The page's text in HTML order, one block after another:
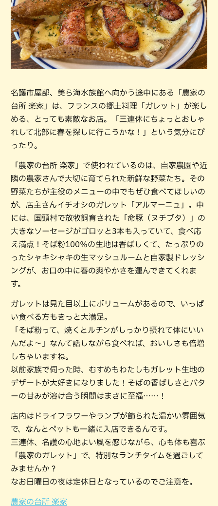
名護市屋部、美ら海水族館へ向かう途中にある「農家の
台所 楽家」は、フランスの郷土料理「ガレット」が楽し
める、とっても素敵なお店。「三連休にちょっとおしゃ
れして北部に春を探しに行こうかな！」という気分にぴ
ったり。
「農家の台所 楽家」で使われているのは、自家農園や近
隣の農家さんで大切に育てられた新鮮な野菜たち。その
野菜たちが主役のメニューの中でもぜひ食べてほしいの
が、店主さんイチオシのガレット「アルマーニュ」。中
には、国頭村で放牧飼育された「命豚（ヌチブタ）」の
大きなソーセージがゴロッと3本も入っていて、食べ応
え満点！そば粉100％の生地は香ばしくて、たっぷりの
ったシャキシャキの生マッシュルームと自家製ドレッシ
ングが、お口の中に春の爽やかさを運んできてくれま
す。
ガレットは見た目以上にボリュームがあるので、いっぱ
い食べる方もきっと大満足。
「そば粉って、焼くとルチンがしっかり摂れて体にいい
んだよ〜」なんて話しながら食べれば、おいしさも倍増
しちゃいますね。
以前家族で伺った時、むすめもわたしもガレット生地の
デザートが大好きになりました！そばの香ばしさとバタ
ーの甘みが溶け合う瞬間はまさに至福……！
店内はドライフラワーやランプが飾られた温かい雰囲気
で、なんとペットも一緒に入店できるんです。
三連休、名護の心地よい風を感じながら、心も体も喜ぶ
「農家のガレット」で、特別なランチタイムを過ごして
みませんか？
なお日曜日の夜は定休日となっているのでご注意を。
農家の台所 楽家